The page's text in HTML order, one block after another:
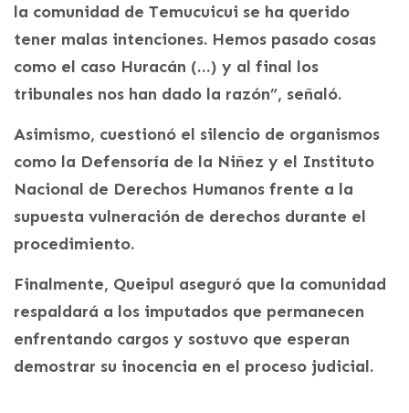
la comunidad de Temucuicui se ha querido
tener malas intenciones. Hemos pasado cosas
como el caso Huracán (…) y al final los
tribunales nos han dado la razón”, señaló.
Asimismo, cuestionó el silencio de organismos
como la Defensoría de la Niñez y el Instituto
Nacional de Derechos Humanos frente a la
supuesta vulneración de derechos durante el
procedimiento.
Finalmente, Queipul aseguró que la comunidad
respaldará a los imputados que permanecen
enfrentando cargos y sostuvo que esperan
demostrar su inocencia en el proceso judicial.